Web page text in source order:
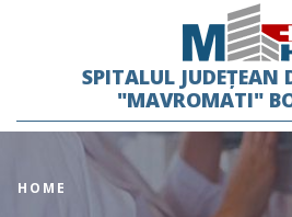
SPITALUL JUDEȚEAN
"MAVROMATI"
HOME